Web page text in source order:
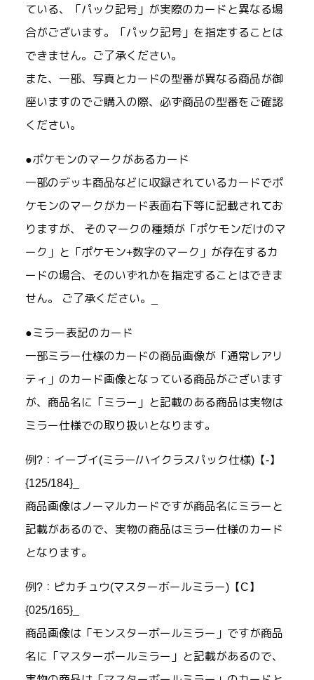
ている、「パック記号」が実際のカードと異なる場
合がございます。「パック記号」を指定することは
できません。ご了承ください。
また、一部、写真とカードの型番が異なる商品が御
座いますのでご購入の際、必ず商品の型番をご確認
ください。
●ポケモンのマークがあるカード
一部のデッキ商品などに収録されているカードでポ
ケモンのマークがカード表面右下等に記載されてお
りますが、 そのマークの種類が「ポケモンだけのマ
ーク」と「ポケモン+数字のマーク」が存在するカ
ードの場合、そのいずれかを指定することはできま
せん。 ご了承ください。_
●ミラー表記のカード
一部ミラー仕様のカードの商品画像が「通常レアリ
ティ」のカード画像となっている商品がございます
が、商品名に「ミラー」と記載のある商品は実物は
ミラー仕様での取り扱いとなります。
例?：イーブイ(ミラー/ハイクラスパック仕様)【-】
{125/184}_
商品画像はノーマルカードですが商品名にミラーと
記載があるので、実物の商品はミラー仕様のカード
となります。
例?：ピカチュウ(マスターボールミラー)【C】
{025/165}_
商品画像は「モンスターボールミラー」ですが商品
名に「マスターボールミラー」と記載があるので、